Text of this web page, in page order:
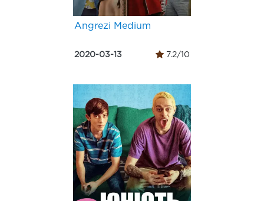
Angrezi Medium
2020-03-13 7.2/10